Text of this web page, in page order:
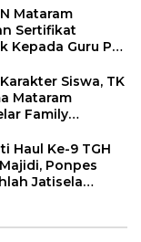
Mataram
Sertifikat
Kepada Guru PAI
Siswa, TK
Mataram
Family
Haul Ke-9 TGH
Ponpes
Jatisela